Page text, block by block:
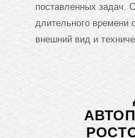
поставленных задач.
длительного времени
внешний вид и